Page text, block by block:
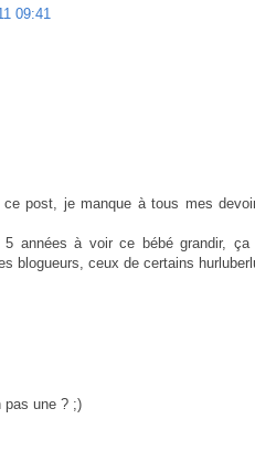
09:41
post, je manque à tous mes
années à voir ce bébé grandir,
blogueurs, ceux de certains
pas une ? ;)